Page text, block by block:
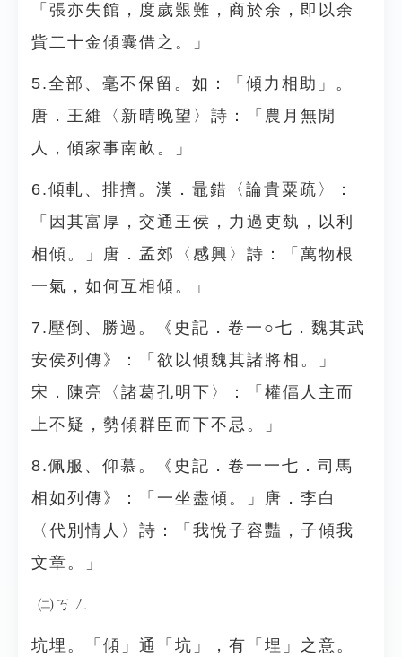
「張亦失館，度歲艱難，商於余，即以余
貲二十金傾囊借之。」
5.全部、毫不保留。如：「傾力相助」。
唐．王維〈新晴晚望〉詩：「農月無閒
人，傾家事南畝。」
6.傾軋、排擠。漢．鼂錯〈論貴粟疏〉：
「因其富厚，交通王侯，力過吏埶，以利
相傾。」唐．孟郊〈感興〉詩：「萬物根
一氣，如何互相傾。」
7.壓倒、勝過。《史記．卷一○七．魏其武
安侯列傳》：「欲以傾魏其諸將相。」
宋．陳亮〈諸葛孔明下〉：「權偪人主而
上不疑，勢傾群臣而下不忌。」
8.佩服、仰慕。《史記．卷一一七．司馬
相如列傳》：「一坐盡傾。」唐．李白
〈代別情人〉詩：「我悅子容豔，子傾我
文章。」
㈡ㄎㄥ
坑埋。「傾」通「坑」，有「埋」之意。